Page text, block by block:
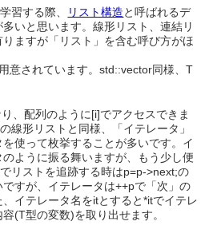
習する際、 リスト構造と呼ばれるデ
いと思います。線形リスト、連結リ
ますが「リスト」を含む呼び方がほ
意されています。std::vector同様、T
、配列のように[i]でアクセスできま
線形リストと同様、「イテレータ」
使って枚挙することが多いです。イ
ように振る舞いますが、もう少し便
リストを追跡する時はp=p->next;の
すが、イテレータは++pで「次」の
イテレータ名をitとすると*itでイテレ
(T型の変数)を取り出せます。